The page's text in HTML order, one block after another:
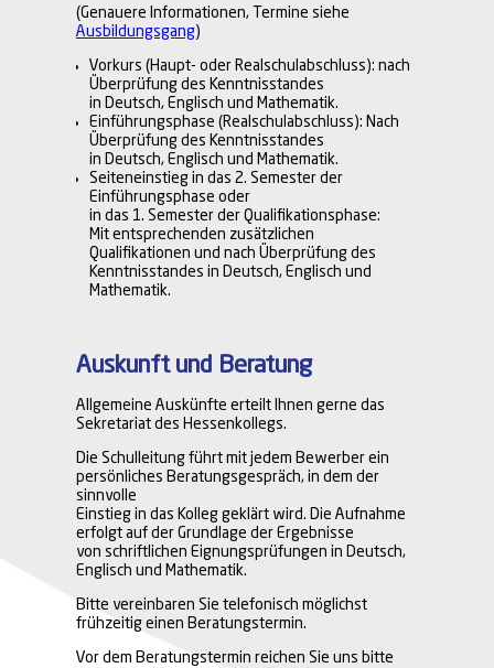
(Genauere Informationen, Termine siehe
Ausbildungsgang)
Vorkurs (Haupt- oder Realschulabschluss): nach
Überprüfung des Kenntnisstandes
in Deutsch, Englisch und Mathematik.
Einführungsphase (Realschulabschluss): Nach
Überprüfung des Kenntnisstandes
in Deutsch, Englisch und Mathematik.
Seiteneinstieg in das 2. Semester der
Einführungsphase oder
in das 1. Semester der Qualifikationsphase:
Mit entsprechenden zusätzlichen
Qualifikationen und nach Überprüfung des
Kenntnisstandes in Deutsch, Englisch und
Mathematik.
Auskunft und Beratung
Allgemeine Auskünfte erteilt Ihnen gerne das
Sekretariat des Hessenkollegs.
Die Schulleitung führt mit jedem Bewerber ein
persönliches Beratungsgespräch, in dem der
sinnvolle
Einstieg in das Kolleg geklärt wird. Die Aufnahme
erfolgt auf der Grundlage der Ergebnisse
von schriftlichen Eignungsprüfungen in Deutsch,
Englisch und Mathematik.
Bitte vereinbaren Sie telefonisch möglichst
frühzeitig einen Beratungstermin.
Vor dem Beratungstermin reichen Sie uns bitte